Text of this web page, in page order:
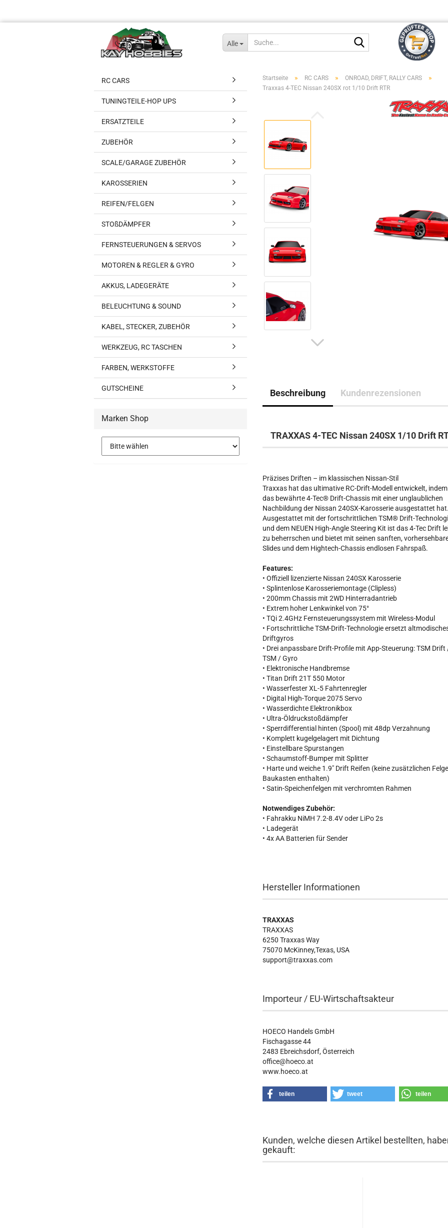
Alle
Startseite » RC CARS » ONROAD, DRIFT, RALLY CARS »
Traxxas 4-TEC Nissan 240SX rot 1/10 Drift RTR
Beschreibung Kundenrezensionen
TRAXXAS 4-TEC Nissan 240SX 1/10 Drift
Präzises Driften – im klassischen Nissan-Stil
Traxxas hat das ultimative RC-Drift-Modell entwickelt,
das bewährte 4-Tec® Drift-Chassis mit einer unglaublichen
Nachbildung der Nissan 240SX-Karosserie ausgestattet hat.
Ausgestattet mit der fortschrittlichen TSM® Drift-
und dem NEUEN High-Angle Steering Kit ist das 4-Tec Drift
zu beherrschen und bietet mit seinen sanften,
Slides und dem Hightech-Chassis endlosen Fahrspaß.
Features:
• Offiziell lizenzierte Nissan 240SX Karosserie
• Splintenlose Karosseriemontage (Clipless)
• 200mm Chassis mit 2WD Hinterradantrieb
• Extrem hoher Lenkwinkel von 75°
• TQi 2.4GHz Fernsteuerungssystem mit Wireless-Modul
• Fortschrittliche TSM-Drift-Technologie ersetzt
Driftgyros
• Drei anpassbare Drift-Profile mit App-Steuerung: TSM Drift
TSM / Gyro
• Elektronische Handbremse
• Titan Drift 21T 550 Motor
• Wasserfester XL-5 Fahrtenregler
• Digital High-Torque 2075 Servo
• Wasserdichte Elektronikbox
• Ultra-Öldruckstoßdämpfer
• Sperrdifferential hinten (Spool) mit 48dp Verzahnung
• Komplett kugelgelagert mit Dichtung
• Einstellbare Spurstangen
• Schaumstoff-Bumper mit Splitter
• Harte und weiche 1.9" Drift Reifen (keine zusätzlichen
Baukasten enthalten)
• Satin-Speichenfelgen mit verchromten Rahmen
Notwendiges Zubehör:
• Fahrakku NiMH 7.2-8.4V oder LiPo 2s
• Ladegerät
• 4x AA Batterien für Sender
Hersteller Informationen
TRAXXAS
TRAXXAS
6250 Traxxas Way
75070 McKinney,Texas, USA
support@traxxas.com
Importeur / EU-Wirtschaftsakteur
HOECO Handels GmbH
Fischagasse 44
2483 Ebreichsdorf, Österreich
office@hoeco.at
www.hoeco.at
teilen tweet teilen
Kunden, welche diesen Artikel bestellten,
gekauft:
RC CARS
TUNINGTEILE-HOP UPS
ERSATZTEILE
ZUBEHÖR
SCALE/GARAGE ZUBEHÖR
KAROSSERIEN
REIFEN/FELGEN
STOßDÄMPFER
FERNSTEUERUNGEN & SERVOS
MOTOREN & REGLER & GYRO
AKKUS, LADEGERÄTE
BELEUCHTUNG & SOUND
KABEL, STECKER, ZUBEHÖR
WERKZEUG, RC TASCHEN
FARBEN, WERKSTOFFE
GUTSCHEINE
Marken Shop